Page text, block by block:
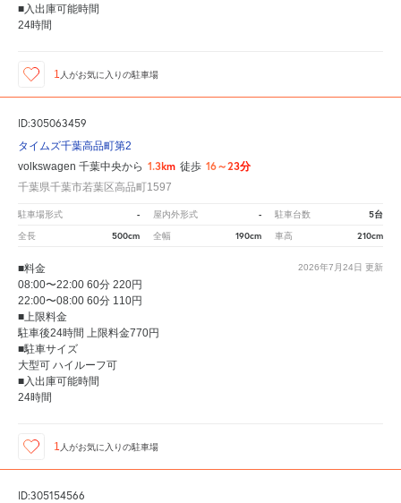
■入出庫可能時間
24時間
1 人がお気に入りの駐車場
ID:305063459
タイムズ千葉高品町第2
volkswagen 千葉中央から 1.3km 徒歩 16～23分
千葉県千葉市若葉区高品町1597
駐車場形式 - 屋内外形式 - 駐車台数 5台
全長 500cm 全幅 190cm 車高 210cm
2026年7月24日 更新
■料金
08:00〜22:00 60分 220円
22:00〜08:00 60分 110円
■上限料金
駐車後24時間 上限料金770円
■駐車サイズ
大型可 ハイルーフ可
■入出庫可能時間
24時間
1 人がお気に入りの駐車場
ID:305154566